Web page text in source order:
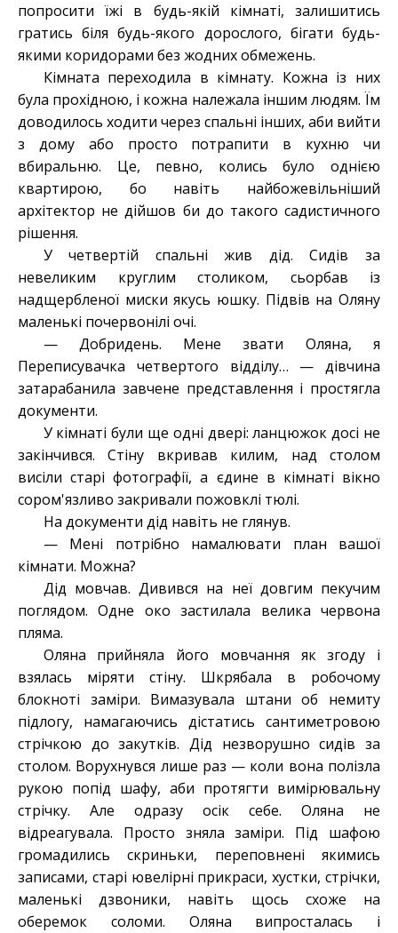
попросити їжі в будь-якій кімнаті, залишитись
гратись біля будь-якого дорослого, бігати будь-
якими коридорами без жодних обмежень.
Кімната переходила в кімнату. Кожна із них
була прохідною, і кожна належала іншим людям. Їм
доводилось ходити через спальні інших, аби вийти
з дому або просто потрапити в кухню чи
вбиральню. Це, певно, колись було однією
квартирою, бо навіть найбожевільніший
архітектор не дійшов би до такого садистичного
рішення.
У четвертій спальні жив дід. Сидів за
невеликим круглим столиком, сьорбав із
надщербленої миски якусь юшку. Підвів на Оляну
маленькі почервонілі очі.
— Добридень. Мене звати Оляна, я
Переписувачка четвертого відділу… — дівчина
затарабанила завчене представлення і простягла
документи.
У кімнаті були ще одні двері: ланцюжок досі не
закінчився. Стіну вкривав килим, над столом
висіли старі фотографії, а єдине в кімнаті вікно
сором'язливо закривали пожовклі тюлі.
На документи дід навіть не глянув.
— Мені потрібно намалювати план вашої
кімнати. Можна?
Дід мовчав. Дивився на неї довгим пекучим
поглядом. Одне око застилала велика червона
пляма.
Оляна прийняла його мовчання як згоду і
взялась міряти стіну. Шкрябала в робочому
блокноті заміри. Вимазувала штани об немиту
підлогу, намагаючись дістатись сантиметровою
стрічкою до закутків. Дід незворушно сидів за
столом. Ворухнувся лише раз — коли вона полізла
рукою попід шафу, аби протягти вимірювальну
стрічку. Але одразу осік себе. Оляна не
відреагувала. Просто зняла заміри. Під шафою
громадились скриньки, переповнені якимись
записами, старі ювелірні прикраси, хустки, стрічки,
маленькі дзвоники, навіть щось схоже на
оберемок соломи. Оляна випросталась і